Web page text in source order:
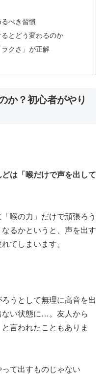
べき習慣
とどう変わるのか
クさ」が正解
か？初心者がやり
は「喉だけで声を出して
喉の力」だけで頑張ろう
るかというと、声を出す
てしまいます。
うとして無理に高音を出
ない状態に…。友人から
言われたこともありま
て出すものじゃない